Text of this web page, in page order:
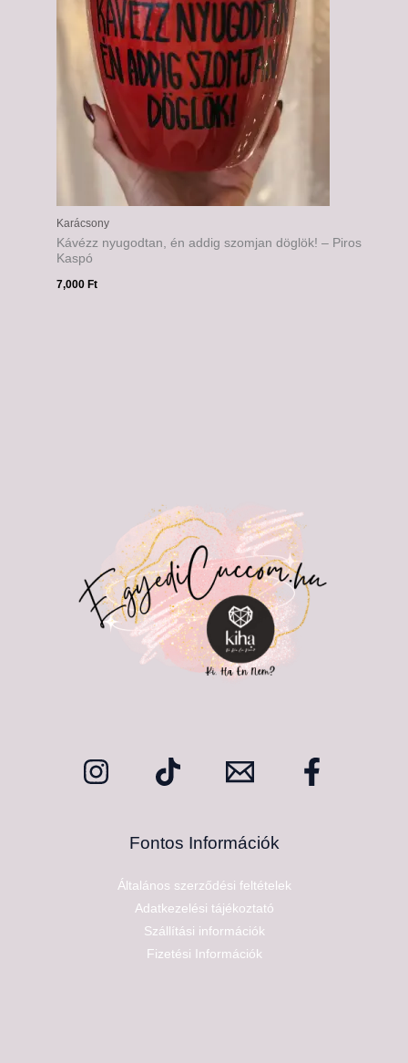
Karácsony
Kávézz nyugodtan, én addig szomjan döglök! – Piros
Kaspó
7,000Ft
Fontos Információk
Általános szerződési feltételek
Adatkezelési tájékoztató
Szállítási információk
Fizetési Információk